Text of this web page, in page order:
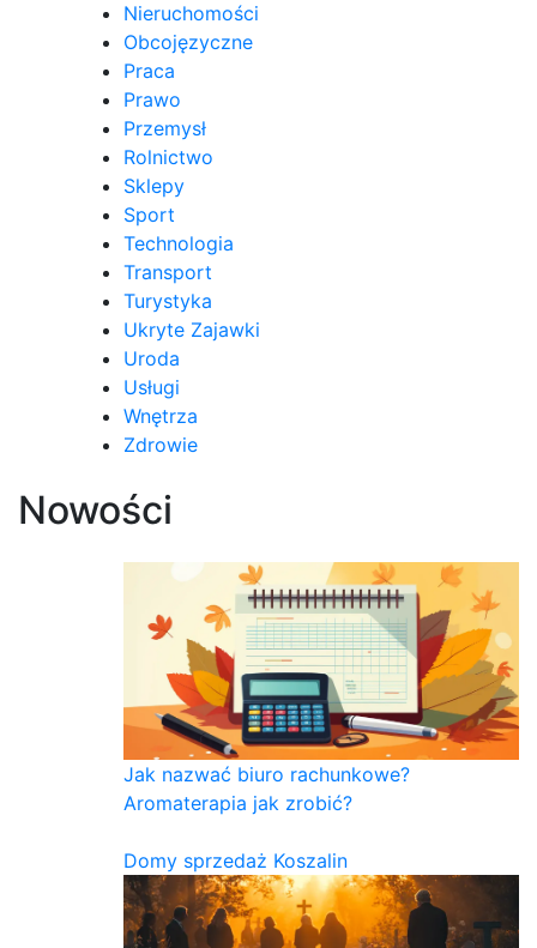
Nieruchomości
Obcojęzyczne
Praca
Prawo
Przemysł
Rolnictwo
Sklepy
Sport
Technologia
Transport
Turystyka
Ukryte Zajawki
Uroda
Usługi
Wnętrza
Zdrowie
Nowości
Jak nazwać biuro rachunkowe?
Aromaterapia jak zrobić?
Domy sprzedaż Koszalin